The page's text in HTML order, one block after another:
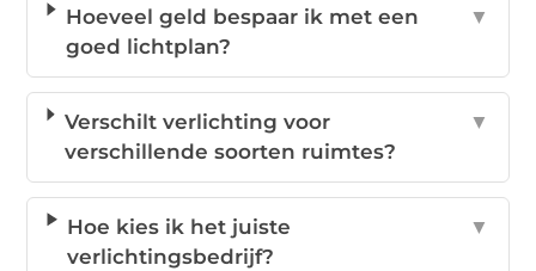
Hoeveel geld bespaar ik met een
goed lichtplan?
▼
Verschilt verlichting voor
verschillende soorten ruimtes?
▼
Hoe kies ik het juiste
verlichtingsbedrijf?
▼